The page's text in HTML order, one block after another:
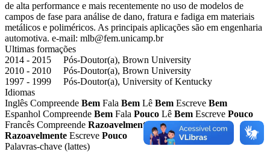
de alta performance e mais recentemente no uso de modelos de
campos de fase para análise de dano, fratura e fadiga em materiais
metálicos e poliméricos. As principais aplicações são em engenharia
automotiva. e-mail: mlb@fem.unicamp.br
Ultimas formações
2014 - 2015 Pós-Doutor(a), Brown University
2010 - 2010 Pós-Doutor(a), Brown University
1997 - 1999 Pós-Doutor(a), University of Kentucky
Idiomas
Inglês Compreende Bem Fala Bem Lê Bem Escreve Bem
Espanhol Compreende Bem Fala Pouco Lê Bem Escreve Pouco
Francês Compreende Razoavelmente Fala Pouco Lê
Razoavelmente Escreve Pouco
Palavras-chave (lattes)